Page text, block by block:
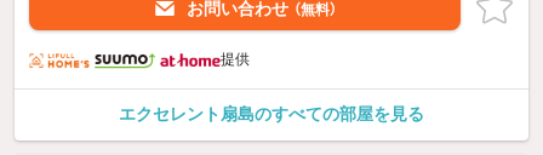
お問い合わせ （無料）
提供
エクセレント扇島のすべての部屋を見る